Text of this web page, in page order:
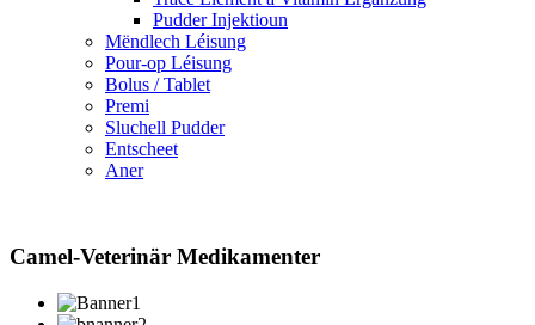
Pudder Injektioun
Mëndlech Léisung
Pour-op Léisung
Bolus / Tablet
Premi
Sluchell Pudder
Entscheet
Aner
Camel-Veterinär Medikamenter